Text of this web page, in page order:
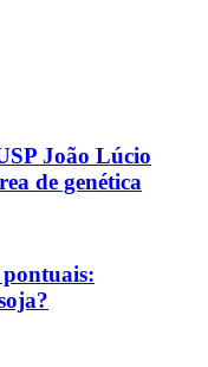
João Lúcio
de genética
pontuais: